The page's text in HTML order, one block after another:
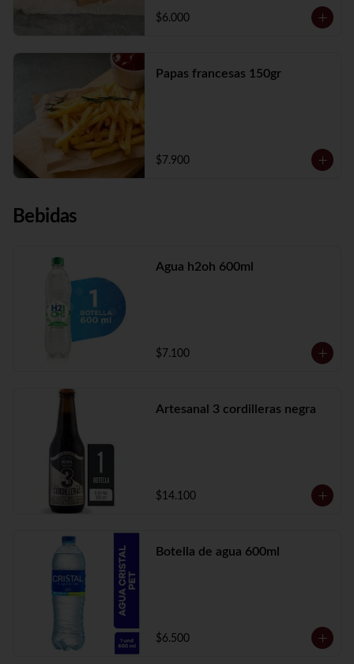
$6.000
Papas francesas 150gr
$7.900
Bebidas
Agua h2oh 600ml
$7.100
Artesanal 3 cordilleras negra
$14.100
Botella de agua 600ml
$6.500